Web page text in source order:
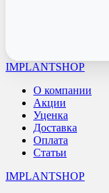
IMPLANTSHOP
О компании
Акции
Уценка
Доставка
Оплата
Статьи
IMPLANTSHOP